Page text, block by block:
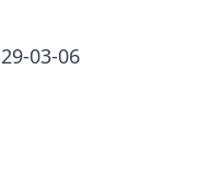
29-03-06